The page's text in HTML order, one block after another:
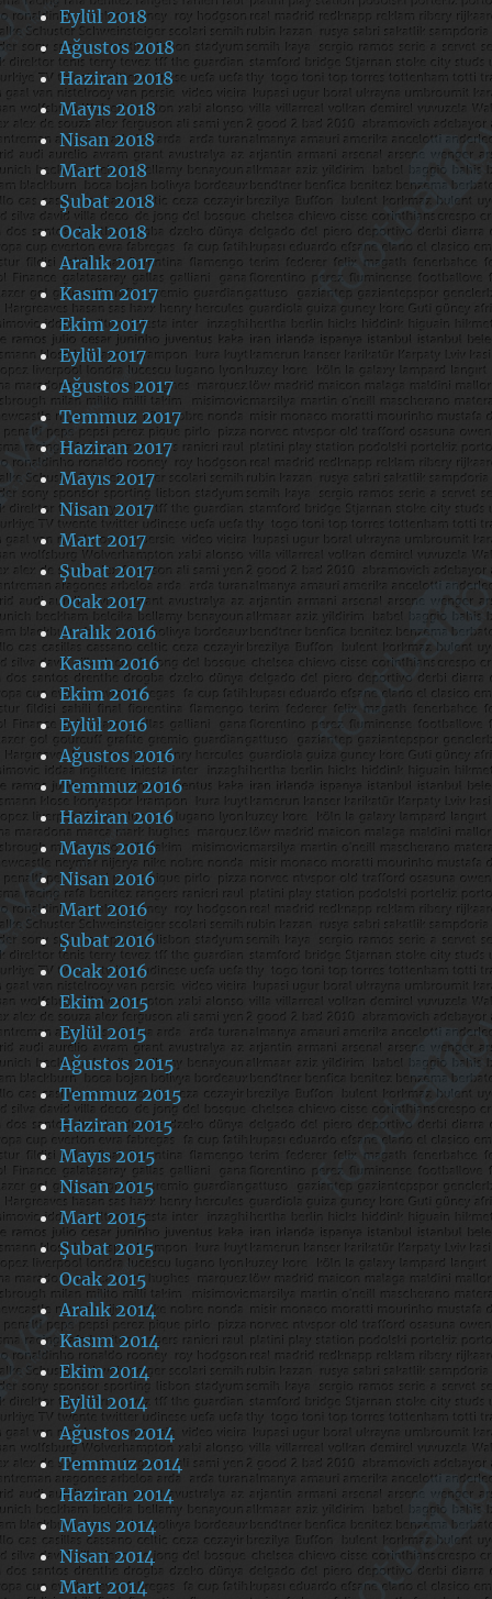
Eylül 2018
Ağustos 2018
Haziran 2018
Mayıs 2018
Nisan 2018
Mart 2018
Şubat 2018
Ocak 2018
Aralık 2017
Kasım 2017
Ekim 2017
Eylül 2017
Ağustos 2017
Temmuz 2017
Haziran 2017
Mayıs 2017
Nisan 2017
Mart 2017
Şubat 2017
Ocak 2017
Aralık 2016
Kasım 2016
Ekim 2016
Eylül 2016
Ağustos 2016
Temmuz 2016
Haziran 2016
Mayıs 2016
Nisan 2016
Mart 2016
Şubat 2016
Ocak 2016
Ekim 2015
Eylül 2015
Ağustos 2015
Temmuz 2015
Haziran 2015
Mayıs 2015
Nisan 2015
Mart 2015
Şubat 2015
Ocak 2015
Aralık 2014
Kasım 2014
Ekim 2014
Eylül 2014
Ağustos 2014
Temmuz 2014
Haziran 2014
Mayıs 2014
Nisan 2014
Mart 2014